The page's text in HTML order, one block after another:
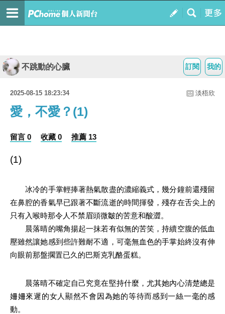
我的
訂閱
不跳動的心臟
2025-08-15 18:23:34 淡梧欣
愛，不愛？(1)
留言 0 收藏 0 推薦 13
(1)
冰冷的手掌輕捧著熱氣散盡的濃縮義式，幾分鐘前還殘留
在鼻腔的香氣早已跟著不斷流逝的時間揮發，殘存在舌尖上的
只有入喉時那令人不禁眉頭微皺的苦意和酸澀。
晨落晴的嘴角揚起一抹若有似無的苦笑，持續空腹的低血
壓雖然讓她感到些許難耐不適，可毫無血色的手掌始終沒有伸
向眼前那盤擱置已久的巴斯克乳酪蛋糕。
晨落晴不確定自己究竟在堅持什麼，尤其她內心清楚總是
姍姍來遲的女人顯然不會因為她的等待而感到一絲一毫的感
動。